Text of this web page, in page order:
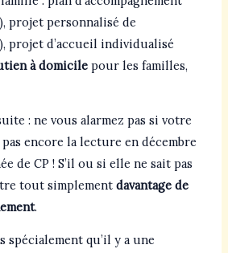
projet personnalisé de
projet d’accueil individualisé
à domicilepour les familles,
: ne vous alarmez pas si votre
encore la lecture en décembre
de CP ! S’il ou si elle ne sait pas
tout simplement davantage de
.
spécialement qu’il y a une